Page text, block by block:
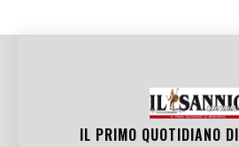
IL PRIMO QUOTIDIANO DI